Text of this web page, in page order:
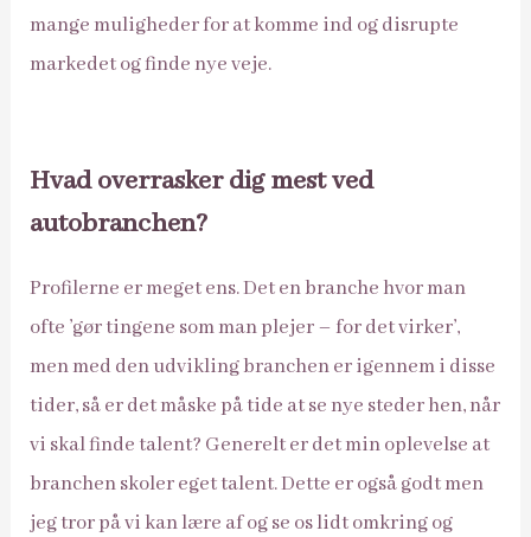
mange muligheder for at komme ind og disrupte
markedet og finde nye veje.
Hvad overrasker dig mest ved
autobranchen?
Profilerne er meget ens. Det en branche hvor man
ofte ’gør tingene som man plejer – for det virker’,
men med den udvikling branchen er igennem i disse
tider, så er det måske på tide at se nye steder hen, når
vi skal finde talent? Generelt er det min oplevelse at
branchen skoler eget talent. Dette er også godt men
jeg tror på vi kan lære af og se os lidt omkring og